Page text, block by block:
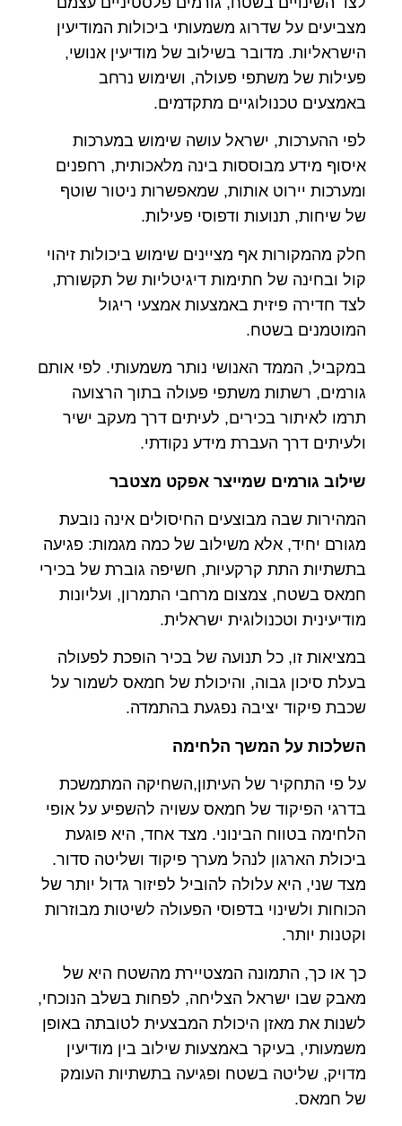
מצביעים על שדרוג משמעותי ביכולות המודיעין
הישראליות. מדובר בשילוב של מודיעין אנושי,
פעילות של משתפי פעולה, ושימוש נרחב
באמצעים טכנולוגיים מתקדמים.
לפי ההערכות, ישראל עושה שימוש במערכות
איסוף מידע מבוססות בינה מלאכותית, רחפנים
ומערכות יירוט אותות, שמאפשרות ניטור שוטף
של שיחות, תנועות ודפוסי פעילות.
חלק מהמקורות אף מציינים שימוש ביכולות זיהוי
קול ובחינה של חתימות דיגיטליות של תקשורת,
לצד חדירה פיזית באמצעות אמצעי ריגול
המוטמנים בשטח.
במקביל, הממד האנושי נותר משמעותי. לפי אותם
גורמים, רשתות משתפי פעולה בתוך הרצועה
תרמו לאיתור בכירים, לעיתים דרך מעקב ישיר
ולעיתים דרך העברת מידע נקודתי.
שילוב גורמים שמייצר אפקט מצטבר
המהירות שבה מבוצעים החיסולים אינה נובעת
מגורם יחיד, אלא משילוב של כמה מגמות: פגיעה
בתשתיות התת קרקעיות, חשיפה גוברת של בכירי
חמאס בשטח, צמצום מרחבי התמרון, ועליונות
מודיעינית וטכנולוגית ישראלית.
במציאות זו, כל תנועה של בכיר הופכת לפעולה
בעלת סיכון גבוה, והיכולת של חמאס לשמור על
שכבת פיקוד יציבה נפגעת בהתמדה.
השלכות על המשך הלחימה
על פי התחקיר של העיתון,השחיקה המתמשכת
בדרגי הפיקוד של חמאס עשויה להשפיע על אופי
הלחימה בטווח הבינוני. מצד אחד, היא פוגעת
ביכולת הארגון לנהל מערך פיקוד ושליטה סדור.
מצד שני, היא עלולה להוביל לפיזור גדול יותר של
הכוחות ולשינוי בדפוסי הפעולה לשיטות מבוזרות
וקטנות יותר.
כך או כך, התמונה המצטיירת מהשטח היא של
מאבק שבו ישראל הצליחה, לפחות בשלב הנוכחי,
לשנות את מאזן היכולת המבצעית לטובתה באופן
משמעותי, בעיקר באמצעות שילוב בין מודיעין
מדויק, שליטה בשטח ופגיעה בתשתיות העומק
של חמאס.